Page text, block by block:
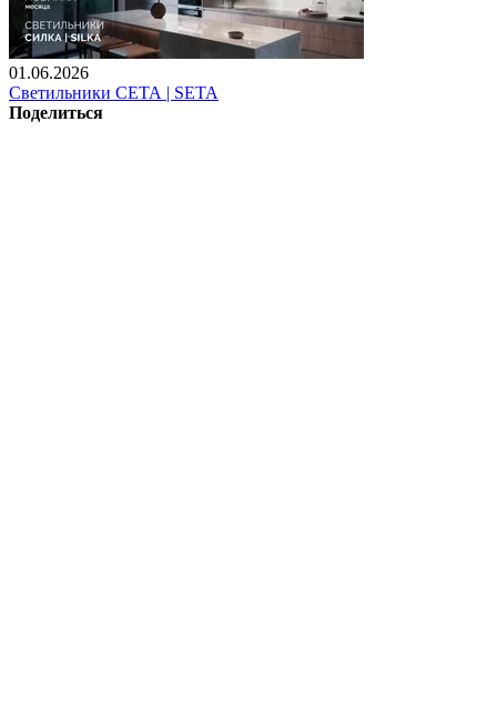
01.06.2026
Светильники СЕТА | SETA
Поделиться